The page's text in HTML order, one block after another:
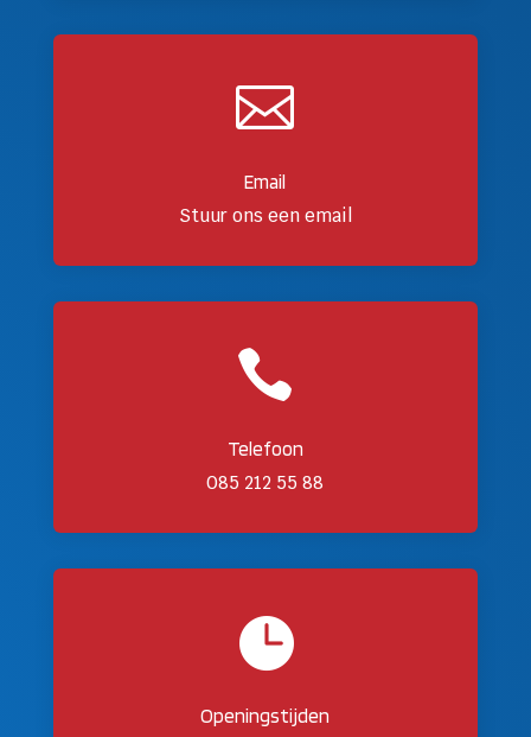

Email
Stuur ons een email

Telefoon
085 212 55 88

Openingstijden